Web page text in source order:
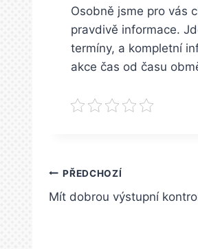
Osobně jsme pro vás
pravdivě informace.
termíny, a kompletní
akce čas od času
Navigace
pro
PŘEDCHOZÍ
Mít dobrou výstupní